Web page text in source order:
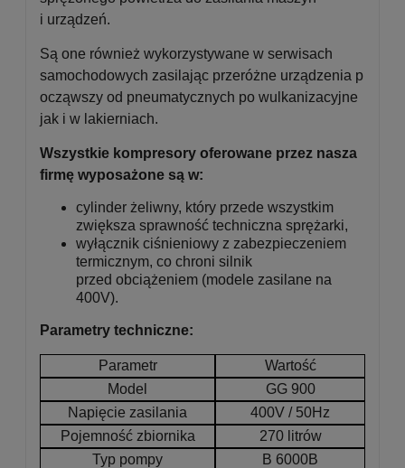
i urządzeń.
Są one również wykorzystywane w serwisach
samochodowych zasilając przeróżne urządzenia p
ocząwszy od pneumatycznych po wulkanizacyjne
jak i w lakierniach.
Wszystkie kompresory oferowane przez nasza
firmę wyposażone są w:
cylinder żeliwny, który przede wszystkim
zwiększa sprawność techniczna sprężarki,
wyłącznik ciśnieniowy z zabezpieczeniem
termicznym, co chroni silnik
przed obciążeniem (modele zasilane na
400V).
Parametry techniczne:
Parametr
Wartość
Model
GG 900
Napięcie zasilania
400V / 50Hz
Pojemność zbiornika
270 litrów
Typ pompy
B 6000B